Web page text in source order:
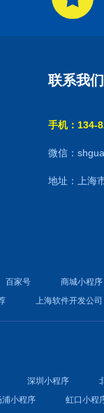
联系我们
手机：134-
微信：
地址：上海
百家号 商城小程序
上海软件开发公司
深圳小程序
浦小程序 虹口小程